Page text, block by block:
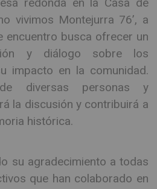
redonda en la Casa de
vivimos Montejurra 76’, a
encuentro busca ofrecer un
y diálogo sobre los
impacto en la comunidad.
diversas personas y
la discusión y contribuirá a
histórica.
su agradecimiento a todas
que han colaborado en